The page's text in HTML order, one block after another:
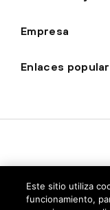
Empresa
Enlaces
Este sitio utiliza
funcionamiento,